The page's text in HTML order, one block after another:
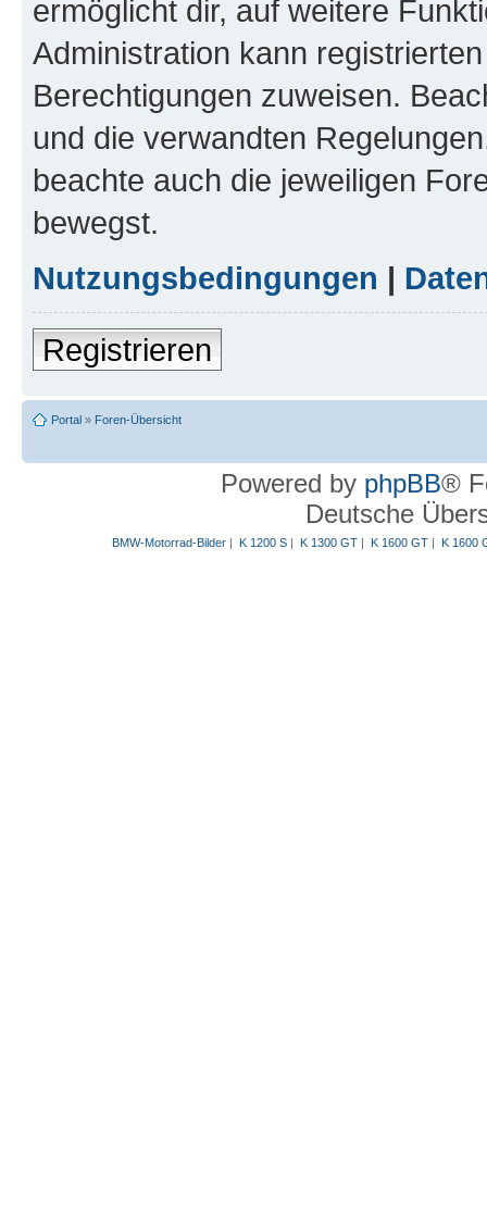
ermöglicht dir, auf weitere
Administration kann
Berechtigungen zuweisen.
und die verwandten
beachte auch die jeweiligen
bewegst.
Nutzungsbedingungen |
Registrieren
Portal » Foren-Übersicht
Powered by phpBB®
Deutsche
BMW-Motorrad-Bilder| K 1200 S| K 1300 GT| K 1600 GT| K 1600